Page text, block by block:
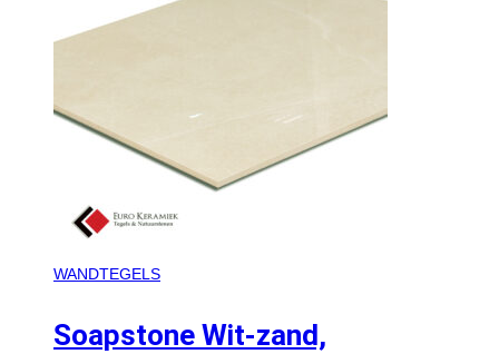
WANDTEGELS
Soapstone Wit-zand,